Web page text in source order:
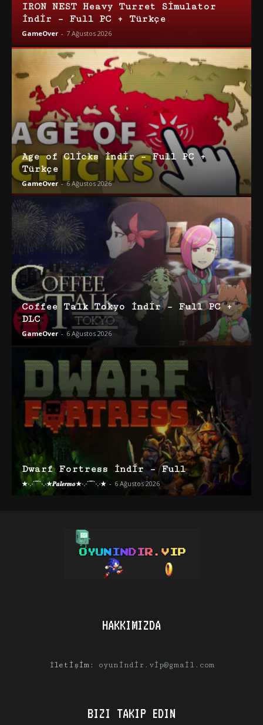
IRON NEST Heavy Turret Simulator
İndir – Full PC + Türkçe
GameOver - 7 Ağustos 2026
Age of Clicks İndir – Full PC +
Türkçe
GameOver - 6 Ağustos 2026
Coffee Talk Tokyo İndir – Full PC +
DLC
GameOver - 6 Ağustos 2026
Dwarf Fortress İndir – Full
★·.·´¯`·.·★𝑷𝒂𝒍𝒆𝒓𝒎𝒐★·.·´¯`·.·★ - 6 Ağustos 2026
HAKKIMIZDA
İletişim: oyunindir.vip@gmail.com
BIZI TAKIP EDIN